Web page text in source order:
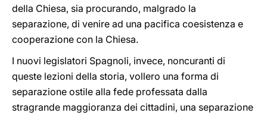
della Chiesa, sia procurando, malgrado la
separazione, di venire ad una pacifica coesistenza e
cooperazione con la Chiesa.
I nuovi legislatori Spagnoli, invece, noncuranti di
queste lezioni della storia, vollero una forma di
separazione ostile alla fede professata dalla
stragrande maggioranza dei cittadini, una separazione